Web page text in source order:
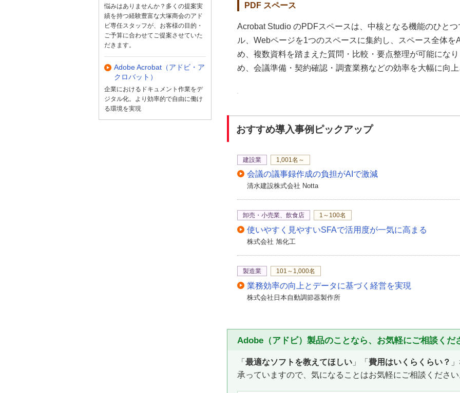
PDF スペース
Acrobat Studio のPDFスペースは、中核となる機能のひと
ル、Webページを1つのスペースに集約し、スペース全体を
め、複数資料を踏まえた質問・比較・要点整理が可能にな
め、会議準備・契約確認・調査業務などの効率を大幅に向上
おすすめ導入事例ピックアップ
建設業 1,001名～
会議の議事録作成の負担がAIで激減
清水建設株式会社 Notta
卸売・小売業、飲食店 1～100名
使いやすく見やすいSFAで活用度が一気に高まる
株式会社 旭化工
製造業 101～1,000名
業務効率の向上とデータに基づく経営を実現
株式会社日本自動調節器製作所
Adobe（アドビ）製品のことなら、お気軽にご相談くだ
「 最適なソフトを教えてほしい 」「 費用はいくらくらい？
承っていますので、気になることはお気軽にご相談ください
悩みはありませんか？多くの提案実
績を持つ経験豊富な大塚商会のアド
ビ専任スタッフが、お客様の目的・
ご予算に合わせてご提案させていた
だきます。
Adobe Acrobat（アドビ・ア
クロバット）
企業におけるドキュメント作業をデ
ジタル化。より効率的で自由に働け
る環境を実現